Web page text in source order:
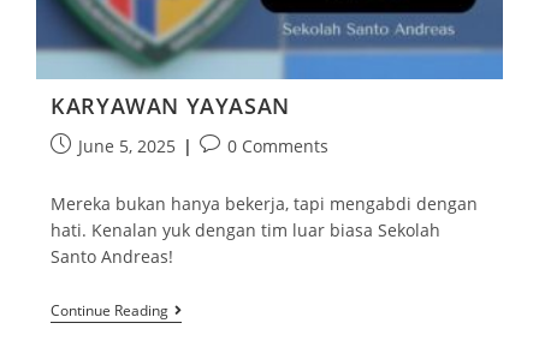
KARYAWAN YAYASAN
June 5, 2025 0 Comments
Mereka bukan hanya bekerja, tapi mengabdi dengan
hati. Kenalan yuk dengan tim luar biasa Sekolah
Santo Andreas!
Continue Reading